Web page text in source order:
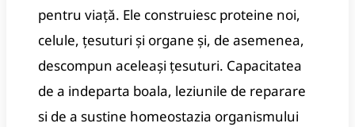
pentru viață. Ele construiesc proteine ​​​​noi,
celule, țesuturi și organe și, de asemenea,
descompun aceleași țesuturi. Capacitatea
de a indeparta boala, leziunile de reparare
si de a sustine homeostazia organismului